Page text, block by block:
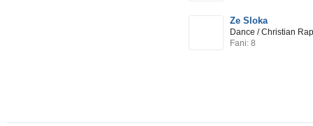
Ze Sloka
Dance / Christian
Fani: 8